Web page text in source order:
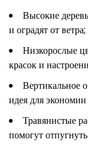
Высокие
и оградят от ветра;
Низкорослые
красок и
Вертикальное
идея для экономии
Травянистые
помогут